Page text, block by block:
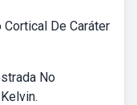
De Caráter
No